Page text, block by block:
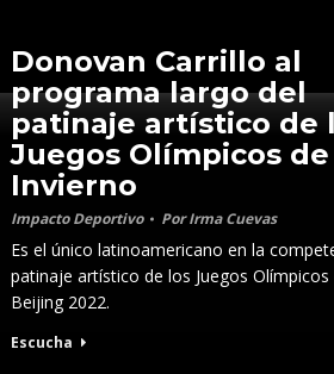
Donovan Carrillo al
programa largo del
patinaje artístico de
Juegos Olímpicos de
Invierno
Impacto Deportivo PorIrma Cuevas
Es el único latinoamericano en la
patinaje artístico de los Juegos Olímpicos
Beijing 2022.
Escucha